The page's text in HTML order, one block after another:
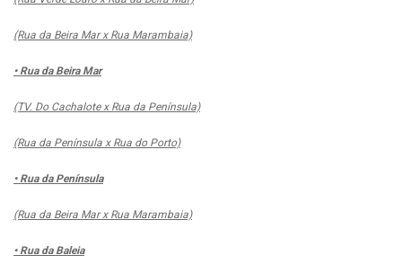
(Rua da Beira Mar x Rua Marambaia)
• Rua da Beira Mar
(TV. Do Cachalote x Rua da Península)
(Rua da Península x Rua do Porto)
• Rua da Península
(Rua da Beira Mar x Rua Marambaia)
• Rua da Baleia